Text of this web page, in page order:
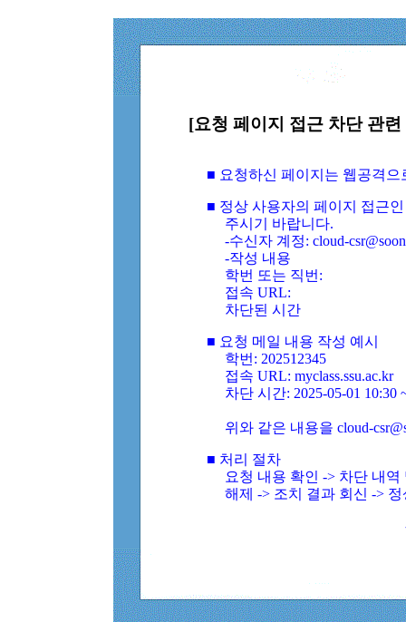
[요청 페이지 접근 차단 관
■ 요청하신 페이지는 웹공격
■ 정상 사용자의 페이지 접근
주시기 바랍니다.
-수신자 계정: cloud-
-작성 내용
학번 또는 직번:
접속 URL:
차단된 시간
■ 요청 메일 내용 작성 예시
학번: 202512345
접속 URL: myclass.ssu.ac.kr
차단 시간: 2025-05-01 10:30
위와 같은 내용을 cloud-
■ 처리 절차
요청 내용 확인 -> 차단 내
해제 -> 조치 결과 회신 ->